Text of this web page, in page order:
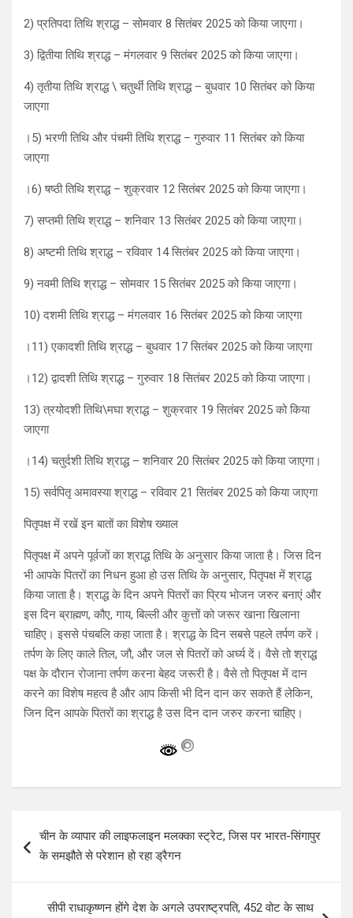
2) प्रतिपदा तिथि श्राद्ध – सोमवार 8 सितंबर 2025 को किया जाएगा।
3) द्वितीया तिथि श्राद्ध – मंगलवार 9 सितंबर 2025 को किया जाएगा।
4) तृतीया तिथि श्राद्ध \ चतुर्थी तिथि श्राद्ध – बुधवार 10 सितंबर को किया
जाएगा
।5) भरणी तिथि और पंचमी तिथि श्राद्ध – गुरुवार 11 सितंबर को किया
जाएगा
।6) षष्ठी तिथि श्राद्ध – शुक्रवार 12 सितंबर 2025 को किया जाएगा।
7) सप्तमी तिथि श्राद्ध – शनिवार 13 सितंबर 2025 को किया जाएगा।
8) अष्टमी तिथि श्राद्ध – रविवार 14 सितंबर 2025 को किया जाएगा।
9) नवमी तिथि श्राद्ध – सोमवार 15 सितंबर 2025 को किया जाएगा।
10) दशमी तिथि श्राद्ध – मंगलवार 16 सितंबर 2025 को किया जाएगा
।11) एकादशी तिथि श्राद्ध – बुधवार 17 सितंबर 2025 को किया जाएगा
।12) द्वादशी तिथि श्राद्ध – गुरुवार 18 सितंबर 2025 को किया जाएगा।
13) त्रयोदशी तिथि\मघा श्राद्ध – शुक्रवार 19 सितंबर 2025 को किया
जाएगा
।14) चतुर्दशी तिथि श्राद्ध – शनिवार 20 सितंबर 2025 को किया जाएगा।
15) सर्वपितृ अमावस्या श्राद्ध – रविवार 21 सितंबर 2025 को किया जाएगा
पितृपक्ष में रखें इन बातों का विशेष ख्याल
पितृपक्ष में अपने पूर्वजों का श्राद्ध तिथि के अनुसार किया जाता है। जिस दिन
भी आपके पितरों का निधन हुआ हो उस तिथि के अनुसार, पितृपक्ष में श्राद्ध
किया जाता है। श्राद्ध के दिन अपने पितरों का प्रिय भोजन जरुर बनाएं और
इस दिन ब्राह्मण, कौए, गाय, बिल्ली और कुत्तों को जरूर खाना खिलाना
चाहिए। इससे पंचबलि कहा जाता है। श्राद्ध के दिन सबसे पहले तर्पण करें।
तर्पण के लिए काले तिल, जौ, और जल से पितरों को अर्घ्य दें। वैसे तो श्राद्ध
पक्ष के दौरान रोजाना तर्पण करना बेहद जरूरी है। वैसे तो पितृपक्ष में दान
करने का विशेष महत्व है और आप किसी भी दिन दान कर सकते हैं लेकिन,
जिन दिन आपके पितरों का श्राद्ध है उस दिन दान जरुर करना चाहिए।
navigation
चीन के व्यापार की लाइफलाइन मलक्का स्ट्रेट, जिस पर भारत-सिंगापुर
के समझौते से परेशान हो रहा ड्रैगन
सीपी राधाकृष्णन होंगे देश के अगले उपराष्ट्रपति, 452 वोट के साथ